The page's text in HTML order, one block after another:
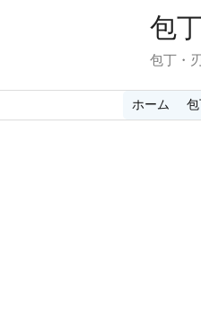
包
包丁・
ホーム